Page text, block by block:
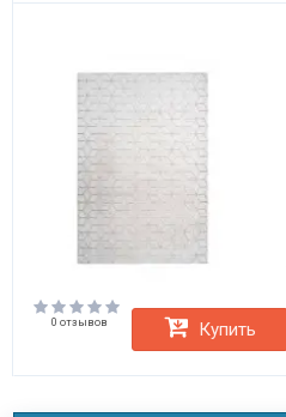
0 отзывов Купить